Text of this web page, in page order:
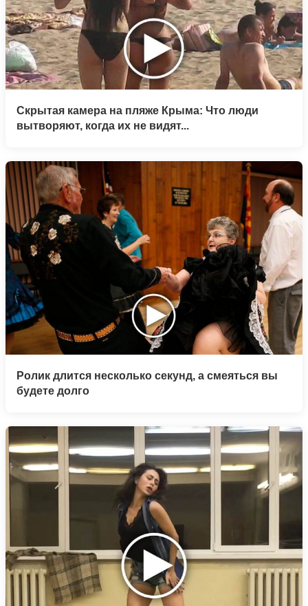
Скрытая камера на пляже Крыма: Что люди
вытворяют, когда их не видят...
Ролик длится несколько секунд, а смеяться вы
будете долго